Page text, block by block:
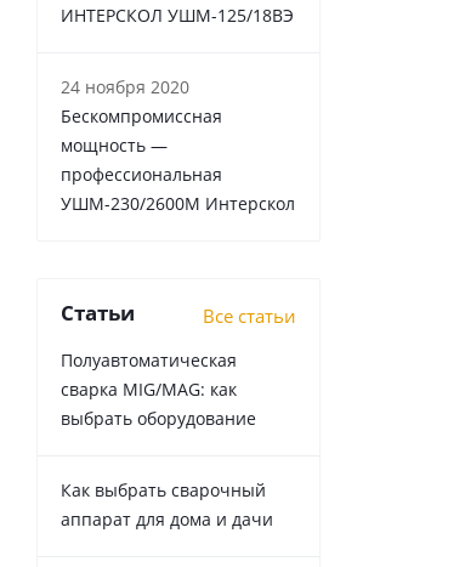
ИНТЕРСКОЛ УШМ-125/18ВЭ
24 ноября 2020
Бескомпромиссная
мощность —
профессиональная
УШМ-230/2600М Интерскол
Статьи Все статьи
Полуавтоматическая
сварка MIG/MAG: как
выбрать оборудование
Как выбрать сварочный
аппарат для дома и дачи